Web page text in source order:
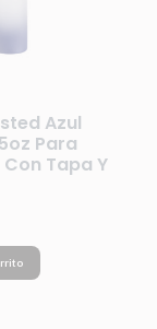
Azul
Para
Tapa Y